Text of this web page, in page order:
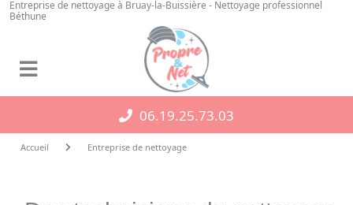
Entreprise de nettoyage à Bruay-la-Buissière - Nettoyage professionnel
Béthune
06.19.25.73.03
Accueil Entreprise de nettoyage
Panneau de gestion des cookies